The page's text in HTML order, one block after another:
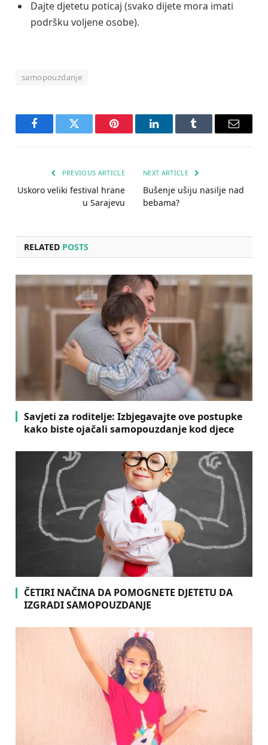
Dajte djetetu poticaj (svako dijete mora imati
podršku voljene osobe).
samopouzdanje
FacebookTwitter Pinterest LinkedInTumblr Email
PREVIOUS ARTICLE
Uskoro veliki festival hrane
u Sarajevu
NEXT ARTICLE
Bušenje ušiju nasilje nad
bebama?
RELATED POSTS
Savjeti za roditelje: Izbjegavajte ove postupke
kako biste ojačali samopouzdanje kod djece
ČETIRI NAČINA DA POMOGNETE DJETETU DA
IZGRADI SAMOPOUZDANJE